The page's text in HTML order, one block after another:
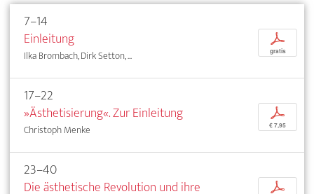
7–14
Einleitung
Ilka Brombach, Dirk Setton, ...
p
gratis
17–22
»Ästhetisierung«. Zur Einleitung
Christoph Menke
p
€ 7,95
23–40
Die ästhetische Revolution und ihre
p